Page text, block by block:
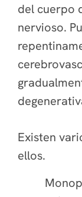
del cuerpo
nervioso.
Existen
ellos.